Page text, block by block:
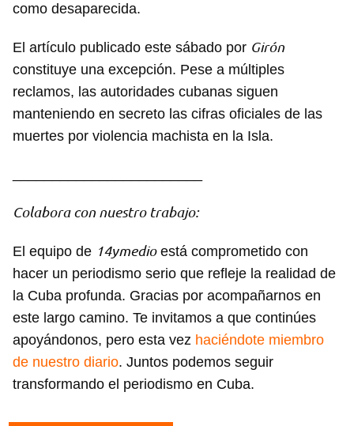
como desaparecida.
El artículo publicado este sábado por Girón
constituye una excepción. Pese a múltiples
reclamos, las autoridades cubanas siguen
manteniendo en secreto las cifras oficiales de las
muertes por violencia machista en la Isla.
Colabora con nuestro trabajo:
El equipo de 14ymedioestá comprometido con
hacer un periodismo serio que refleje la realidad de
la Cuba profunda. Gracias por acompañarnos en
este largo camino. Te invitamos a que continúes
apoyándonos, pero esta vez haciéndote miembro
de nuestro diario. Juntos podemos seguir
transformando el periodismo en Cuba.